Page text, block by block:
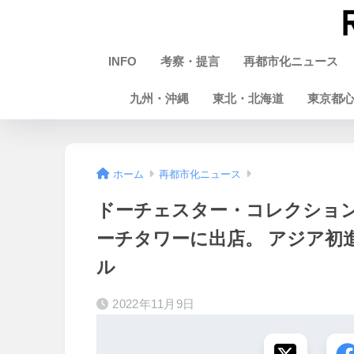
INFO 考察・提言 再都市化ニュース
九州・沖縄 東北・北海道 東京都心
ホーム 再都市化ニュース
ドーチェスター・コレクシ
ーチタワーに出店。 アジア
ル
2022年11月9日